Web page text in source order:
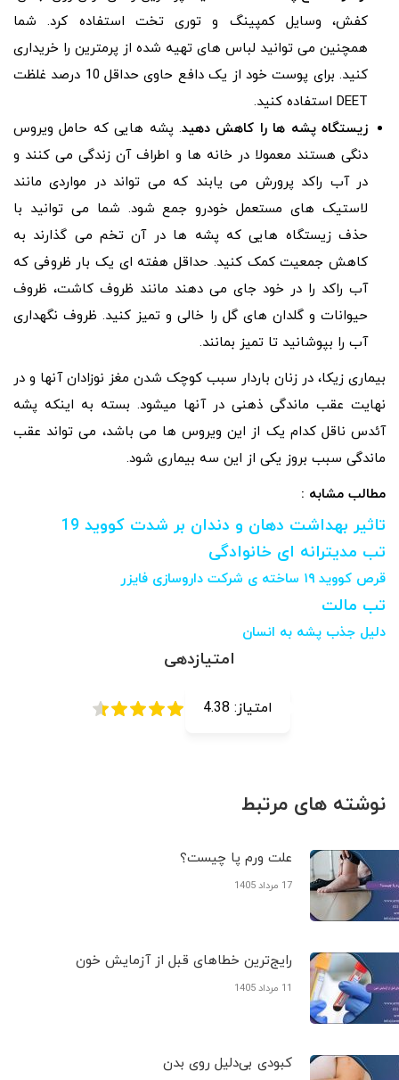
کفش، وسایل کمپینگ و توری تخت استفاده کرد. شما
همچنین می توانید لباس های تهیه شده از پرمترین را خریداری
کنید. برای پوست خود از یک دافع حاوی حداقل 10 درصد غلظت
DEET استفاده کنید.
زیستگاه پشه ها را کاهش دهید. پشه هایی که حامل ویروس
دنگی هستند معمولا در خانه ها و اطراف آن زندگی می کنند و
در آب راکد پرورش می یابند که می تواند در مواردی مانند
لاستیک های مستعمل خودرو جمع شود. شما می توانید با
حذف زیستگاه هایی که پشه ها در آن تخم می گذارند به
کاهش جمعیت کمک کنید. حداقل هفته ای یک بار ظروفی که
آب راکد را در خود جای می دهند مانند ظروف کاشت، ظروف
حیوانات و گلدان های گل را خالی و تمیز کنید. ظروف نگهداری
آب را بپوشانید تا تمیز بمانند.
بیماری زیکا، در زنان باردار سبب کوچک شدن مغز نوزادان آنها و در
نهایت عقب ماندگی ذهنی در آنها میشود. بسته به اینکه پشه
آئدس ناقل کدام یک از این ویروس ها می باشد، می تواند عقب
ماندگی سبب بروز یکی از این سه بیماری شود.
مطالب مشابه :
تاثیر بهداشت دهان و دندان بر شدت کووید 19
تب مدیترانه ای خانوادگی
قرص کووید ۱۹ ساخته ی شرکت داروسازی فایزر
تب مالت
دلیل جذب پشه به انسان
امتیازدهی
امتیاز:4.38
نوشته های مرتبط
علت ورم پا چیست؟
17 مرداد 1405
رایج‌ترین خطاهای قبل از آزمایش خون
11 مرداد 1405
کبودی‌ بی‌دلیل روی بدن